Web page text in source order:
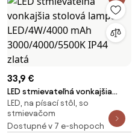
33,9 €
LED stmievateľná vonkajšia
stolová lampa LED/4W/4000
mAh 3000/4000/5500K IP44
zlatá
LED, na písací stôl, so
stmievačom
Dostupné v 7 e-shopoch